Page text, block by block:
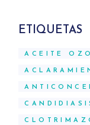
ETIQUETAS
ACEITE